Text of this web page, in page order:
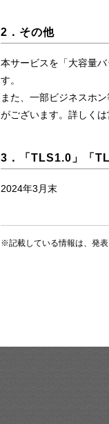
2．その他
本サービスを「大容量
す。
また、一部ビジネスホ
がございます。詳しく
3．「TLS1.0」「
2024年3月末
※記載している情報は、発表